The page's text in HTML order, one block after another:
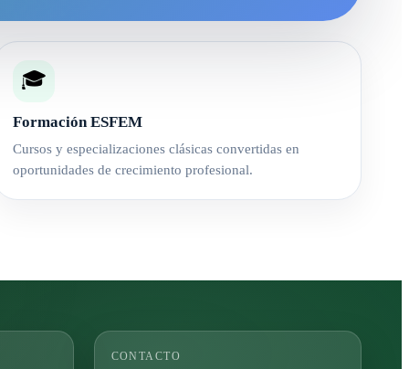
🎓
Formación ESFEM
Cursos y especializaciones clásicas convertidas en
oportunidades de crecimiento profesional.
CONTACTO